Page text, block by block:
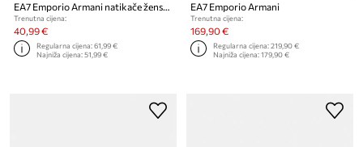
EA7 Emporio Armani natikače ženske
Trenutna cijena:
40,99 €
Regularna cijena:61,99 €
Najniža cijena:51,99 €
EA7 Emporio Armani
Trenutna cijena:
169,90 €
Regularna cijena:219,90 €
Najniža cijena:179,90 €